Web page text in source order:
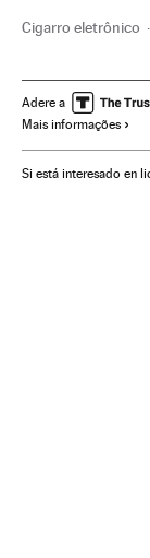
Cigarro eletrônico
Saúde pública
Organizações
Restrições tabaco
Adere a
Mais informações
Si está interesado en